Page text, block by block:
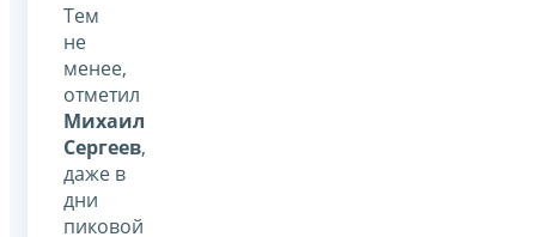
Тем
не
менее,
отметил
Михаил
Сергеев,
даже в
дни
пиковой